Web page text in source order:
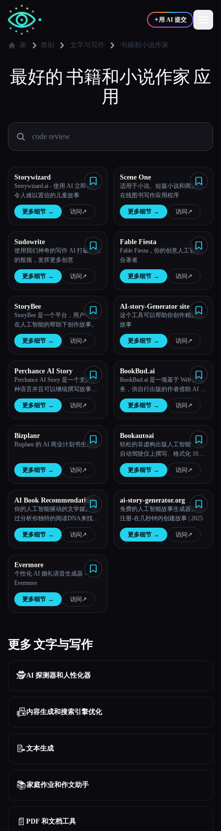
✦用 AI 提交
✍️写作者 🎨 设计师
🎓 学生
博客
比较工具
所有分类
关于
Esc
家 类别 文字与写作 书籍和小说作家
最好的书籍和小说作家应
用
Storywizard
Storywizard.ai - 使用 AI 立即创作
令人难以置信的儿童故事
更多细节 → 访问 ↗︎
Scene One
适用于小说、短篇小说和商业的
在线图书写作应用程序
更多细节 → 访问 ↗︎
Sudowrite
使用我们神奇的写作 AI 打破作家
的瓶颈，发挥更多创意
更多细节 → 访问 ↗︎
Fable Fiesta
Fable Fiesta，你的创意人工智能
合著者
更多细节 → 访问 ↗︎
StoryBee
StoryBee 是一个平台，用户可以
在人工智能的帮助下创作故事。
更多细节 → 访问 ↗︎
AI-story-Generator site
这个工具可以帮助你创作精彩的
故事
更多细节 → 访问 ↗︎
Perchance AI Story
Perchance AI Story 是一个支持多
种语言并且可以继续撰写故事的
网站
更多细节 → 访问 ↗︎
BookBud.ai
BookBud.ai 是一项基于 Web 的服
务，供自行出版的作者借助 AI 创
作虚构和非虚构类书籍，然后以
电子书、印刷书籍和有声读物格
更多细节 → 访问 ↗︎
Bizplanr
Bizplanr 的 AI 商业计划书生成器
更多细节 → 访问 ↗︎
Bookautoai
轻松的非虚构出版人工智能：在
自动驾驶仪上撰写、格式化 100
多页内容
更多细节 → 访问 ↗︎
AI Book Recommendations
你的人工智能驱动的文学媒人通
过分析你独特的阅读DNA来找到
你下一本最喜欢的书，提供准确
的推荐。
更多细节 → 访问 ↗︎
ai-story-generator.org
免费的人工智能故事生成器无需
注册-在几秒钟内创建故事 | 2025
更多细节 → 访问 ↗︎
Evermore
个性化 AI 婚礼语音生成器 —
Evermore
更多细节 → 访问 ↗︎
更多 文字与写作
🕵️AI 探测器和人性化器
📠内容生成和搜索引擎优化
📝文本生成
📚家庭作业和作文助手
📄 PDF 和文档工具